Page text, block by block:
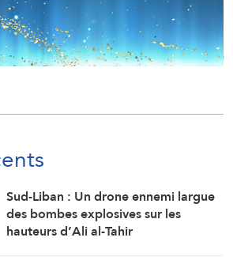
Sud-Liban : Un drone ennemi largue
des bombes explosives sur les
hauteurs d’Ali al-Tahir